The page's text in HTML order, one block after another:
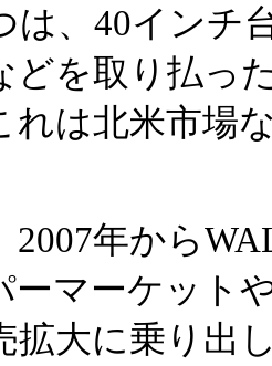
、40インチ
どを取り払っ
れは北米市場
年から
ーマーケット
拡大に乗り出